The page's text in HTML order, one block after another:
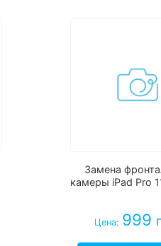
Замена
камеры iPad Pro
Цена: 999